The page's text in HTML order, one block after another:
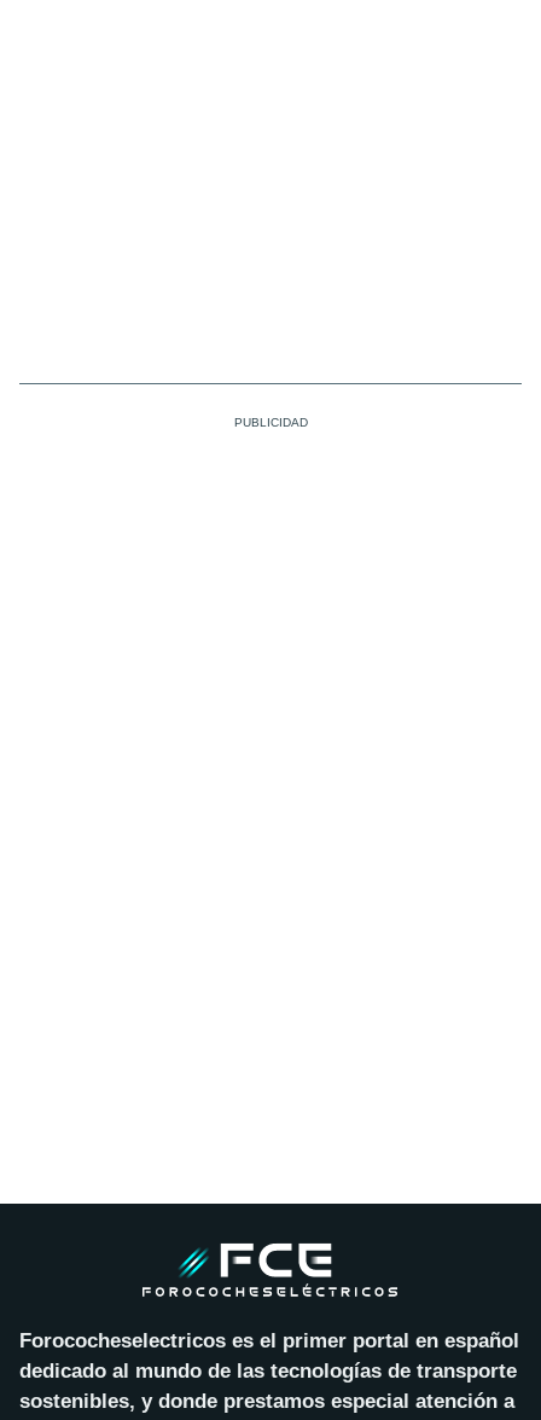
Forococheselectricos es el primer portal en español
dedicado al mundo de las tecnologías de transporte
sostenibles, y donde prestamos especial atención a